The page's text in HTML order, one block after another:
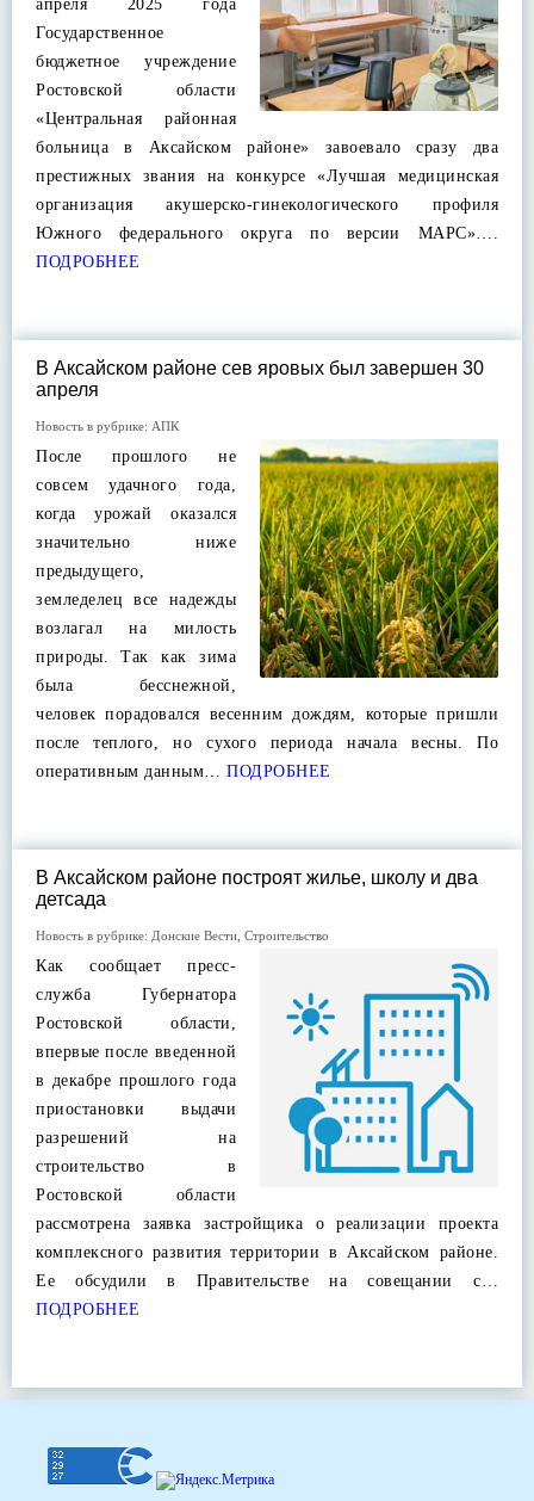
апреля 2025 года
Государственное
бюджетное учреждение
Ростовской области
«Центральная районная
больница в Аксайском районе» завоевало сразу два
престижных звания на конкурсе «Лучшая медицинская
организация акушерско-гинекологического профиля
Южного федерального округа по версии МАРС»….
ПОДРОБНЕЕ
В Аксайском районе сев яровых был завершен 30
апреля
Новость в рубрике: АПК
После прошлого не
совсем удачного года,
когда урожай оказался
значительно ниже
предыдущего,
земледелец все надежды
возлагал на милость
природы. Так как зима
была бесснежной,
человек порадовался весенним дождям, которые пришли
после теплого, но сухого периода начала весны. По
оперативным данным… ПОДРОБНЕЕ
В Аксайском районе построят жилье, школу и два
детсада
Новость в рубрике: Донские Вести Строительство
Как сообщает пресс-
служба Губернатора
Ростовской области,
впервые после введенной
в декабре прошлого года
приостановки выдачи
разрешений на
строительство в
Ростовской области
рассмотрена заявка застройщика о реализации проекта
комплексного развития территории в Аксайском районе.
Ее обсудили в Правительстве на совещании с…
ПОДРОБНЕЕ